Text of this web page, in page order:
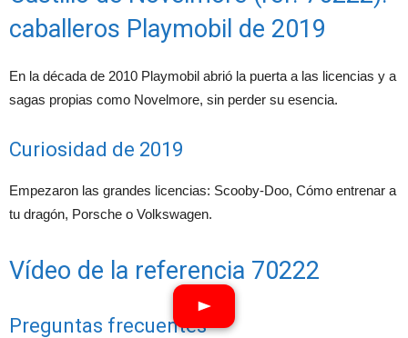
caballeros Playmobil de 2019
En la década de 2010 Playmobil abrió la puerta a las licencias y a
sagas propias como Novelmore, sin perder su esencia.
Curiosidad de 2019
Empezaron las grandes licencias: Scooby-Doo, Cómo entrenar a
tu dragón, Porsche o Volkswagen.
Vídeo de la referencia 70222
Preguntas frecuentes